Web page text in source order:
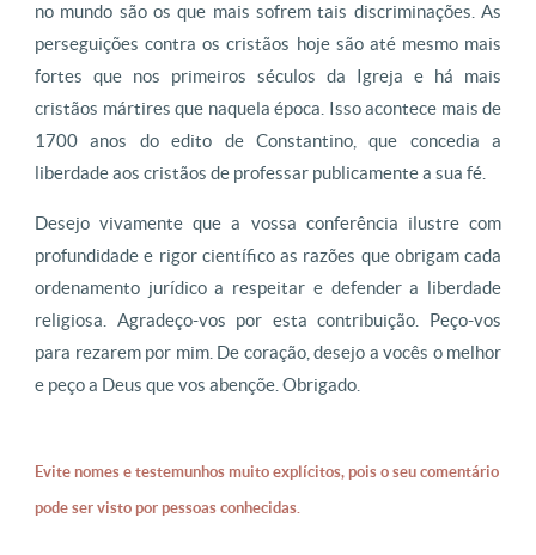
no mundo são os que mais sofrem tais discriminações. As
perseguições contra os cristãos hoje são até mesmo mais
fortes que nos primeiros séculos da Igreja e há mais
cristãos mártires que naquela época. Isso acontece mais de
1700 anos do edito de Constantino, que concedia a
liberdade aos cristãos de professar publicamente a sua fé.
Desejo vivamente que a vossa conferência ilustre com
profundidade e rigor científico as razões que obrigam cada
ordenamento jurídico a respeitar e defender a liberdade
religiosa. Agradeço-vos por esta contribuição. Peço-vos
para rezarem por mim. De coração, desejo a vocês o melhor
e peço a Deus que vos abençõe. Obrigado.
Evite nomes e testemunhos muito explícitos, pois o seu comentário
pode ser visto por pessoas conhecidas.